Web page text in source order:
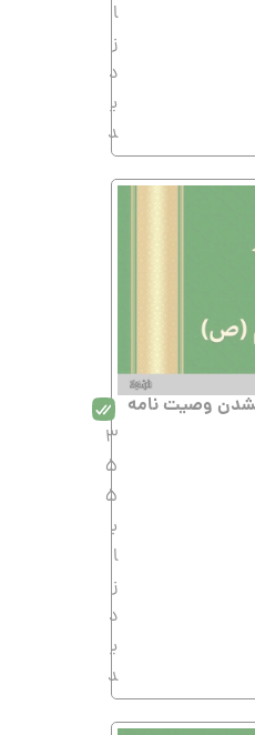
ا
ز
د
ی
د
نشدن وصیت نامه
3
5
5
ب
ا
ز
د
ی
د